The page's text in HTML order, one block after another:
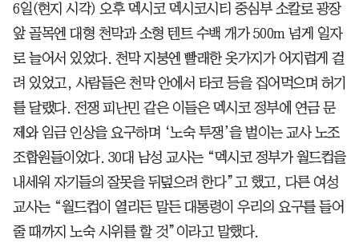
6일(현지 시각) 오후 멕시코 멕시코시티 중심부 소칼로 광장
앞 골목엔 대형 천막과 소형 텐트 수백 개가 500m 넘게 일자
로 늘어서 있었다. 천막 지붕엔 빨래한 옷가지가 어지럽게 걸
려 있었고, 사람들은 천막 안에서 타코 등을 집어먹으며 허기
를 달랬다. 전쟁 피난민 같은 이들은 멕시코 정부에 연금 문
제와 임금 인상을 요구하며 ‘노숙 투쟁’을 벌이는 교사 노조
조합원들이었다. 30대 남성 교사는 “멕시코 정부가 월드컵을
내세워 자기들의 잘못을 뒤덮으려 한다”고 했고, 다른 여성
교사는 “월드컵이 열리든 말든 대통령이 우리의 요구를 들어
줄 때까지 노숙 시위를 할 것”이라고 말했다.